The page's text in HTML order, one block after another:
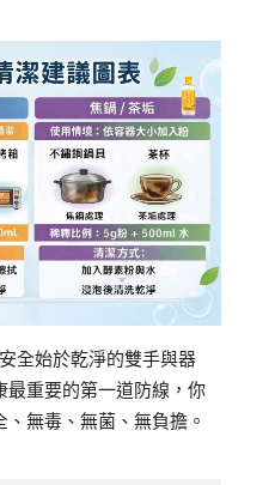
全始於乾淨的雙手與器
最重要的第一道防線，你
無毒、無菌、無負擔。